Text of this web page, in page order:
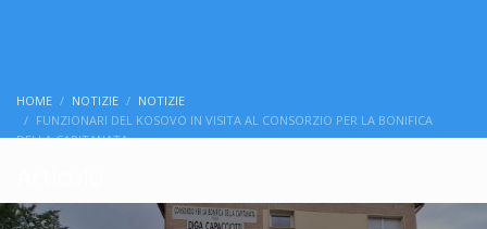
HOME NOTIZIE
NOTIZIE
FUNZIONARI DEL KOSOVO IN VISITA AL CONSORZIO PER LA BONIFICA
DELLA CAPITANATA